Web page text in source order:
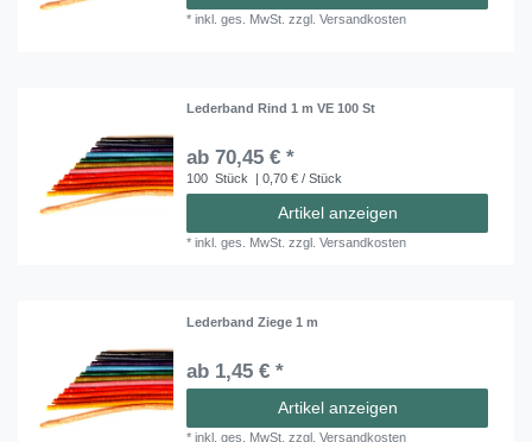
*inkl. ges. MwSt. zzgl.Versandkosten
Lederband Rind 1 m VE 100 St
ab 70,45 € *
100 Stück | 0,70 € / Stück
Artikel anzeigen
*inkl. ges. MwSt. zzgl.Versandkosten
Lederband Ziege 1 m
ab 1,45 € *
Artikel anzeigen
*inkl. ges. MwSt. zzgl.Versandkosten